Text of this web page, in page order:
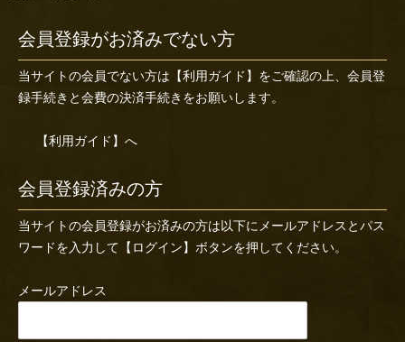
会員登録がお済みでない方
当サイトの会員でない方は 【利用ガイド】 をご確認の上、会員登
録手続きと会費の決済手続きをお願いします。
【利用ガイド】へ
会員登録済みの方
当サイトの会員登録がお済みの方は以下にメールアドレスとパス
ワードを入力して【ログイン】ボタンを押してください。
メールアドレス